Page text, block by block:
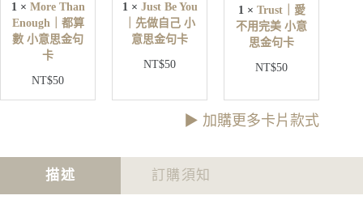
E
n
o
u
h
｜
小
意
1× More Than
Enough｜都算
數 小意思金句
卡
NT$50
u
｜
做
己
金
句
1× Just Be You
｜先做自己 小
意思金句卡
NT$50
不
用
完
美
思
金
1× Trust｜愛
不用完美 小意
思金句卡
NT$50
▶︎ 加購更多卡片款式
描述 訂購須知